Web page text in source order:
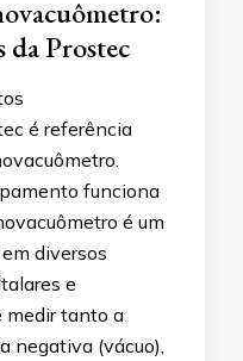
da Prostec
é referência
funciona
é um
diversos
e
medir tanto a
negativa (vácuo),